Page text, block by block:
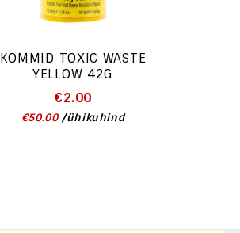
KOMMID TOXIC WASTE
YELLOW 42G
€2.00
€50.00 /ühikuhind